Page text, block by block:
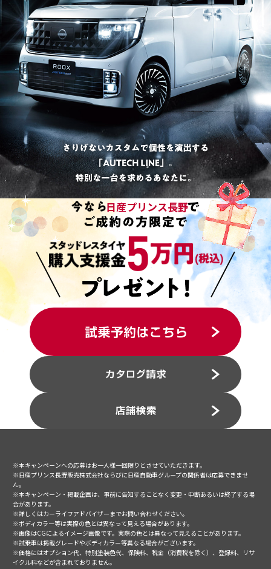
日産プリンス長野
5
※本キャンペーンへの応募はお一人様一回限りとさせていただきます。
※日産プリンス長野販売株式会社ならびに日産自動車グループの関係者は応募できませ
ん。
※本キャンペーン・掲載企画は、事前に告知することなく変更・中断あるいは終了する場
合があります。
※詳しくはカーライフアドバイザーまでお問い合わせください。
※ボディカラー等は実際の色とは異なって見える場合があります。
※画像はCGによるイメージ画像です。実際の色とは異なって見えることがあります。
※試乗車は掲載グレードやボディカラー等異なる場合がございます。
※価格にはオプション代、特別塗装色代、保険料、税金（消費税を除く）、登録料、リサ
イクル料などが含まれておりません。